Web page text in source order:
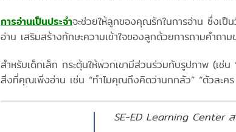
การอ่านเป็นประจำจะช่วยให้ลูกของคุณรักในการอ่าน ซึ่งเป็
อ่าน เสริมสร้างทักษะความเข้าใจของลูกด้วยการถามคำถา
สำหรับเด็กเล็ก กระตุ้นให้พวกเขามีส่วนร่วมกับรูปภาพ (เช่น
สิ่งที่คุณเพิ่งอ่าน เช่น “ทำไมคุณถึงคิดว่านกกลัว” “ตัวละคร
SE-ED Learning Center ส